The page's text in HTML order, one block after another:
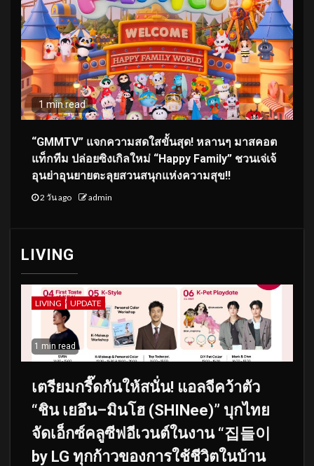
1 min read
“GMMTV” แจกความสดใสขั้นสุด! หลานๆ มาสคอต
แท็กทีม ปล่อยซิงเกิลใหม่ “Happy Family” ชวนเจ่เจ้
อุนย่าอุนยายตะลุยสวนสนุกแห่งความสุข!!
2 วัน ago admin
LIVING
LIVING UPDATE
1 min read
เตรียมกรี๊ดกันให้สนั่น! แอลจีคว้าตัว
“ชิน เยอึน–มินโฮ (SHINee)” บุกไทย
จัดเอ็กซ์คลูซีฟอีเวนต์ในงาน “집들이
by LG ทุกก้าวของการใช้ชีวิตในบ้าน